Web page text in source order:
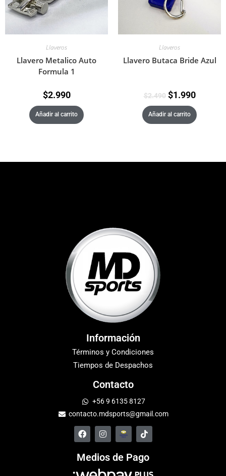
Llaveros
Llavero Metalico Auto
Formula 1
$2.990
Añadir al carrito
Llaveros
Llavero Butaca Bride Azul
$2.490 $1.990
Añadir al carrito
Información
Términos y Condiciones
Tiempos de Despachos
Contacto
+56 9 6135 8127
contacto.mdsports@gmail.com
Medios de Pago